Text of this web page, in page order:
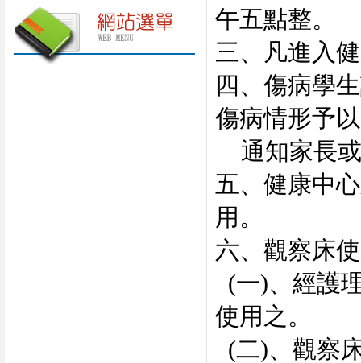
午五點整。
三、凡進入
四、傷病學
傷病情形予
通知家長
五、健康中
用。
六、觀察床
(一)、經護
使用之。
(二)、觀察